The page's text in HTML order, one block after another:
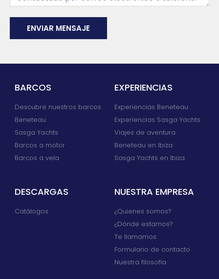
ENVIAR MENSAJE
BARCOS
Descubre nuestros barcos
Beneteau
Sasga Yachts
Barcos a motor
Barcos a vela
EXPERIENCIAS
Experiencias Beneteau
Experiencias Sasga Yachts
Viajes de aventura
Beneteau en Ibiza
Sasga Yachts en Ibiza
DESCARGAS
Catálogos
NUESTRA EMPRESA
¿Quienes somos?
¿Dónde estamos?
Te llamamos
Formulario de contacto
Nuestra filosofía